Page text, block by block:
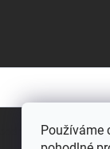
Používáme
podmínkami ochrany